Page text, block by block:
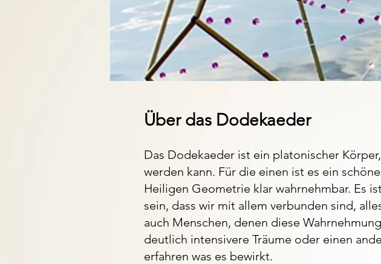
Über das Dodekaeder
Das Dodekaeder ist ein platonischer
werden kann. Für die einen ist es ein
Heiligen Geometrie klar wahrnehmbar. Es
sein, dass wir mit allem verbunden sind,
auch Menschen, denen diese
deutlich intensivere Träume oder einen
erfahren was es bewirkt.